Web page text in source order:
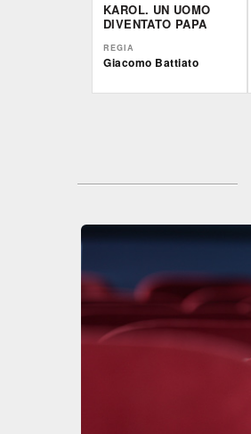
KAROL. UN UOMO
DIVENTATO PAPA
REGIA
Giacomo Battiato